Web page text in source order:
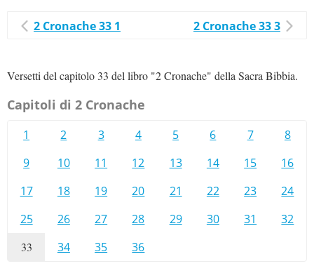
2 Cronache 33 1 2 Cronache 33 3
Versetti del capitolo 33 del libro "2 Cronache" della Sacra Bibbia.
Capitoli di 2 Cronache
1 2 3 4 5 6 7
8
9
10 11 12 13 14 15
16
17
18 19 20 21 22 23
24
25
26 27 28 29 30 31 32
33 34 35 36